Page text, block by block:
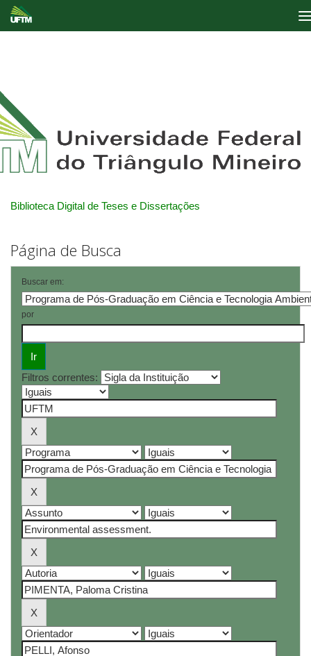
Biblioteca Digital de Teses e Dissertações
Página de Busca
Buscar em:
por
Filtros correntes: